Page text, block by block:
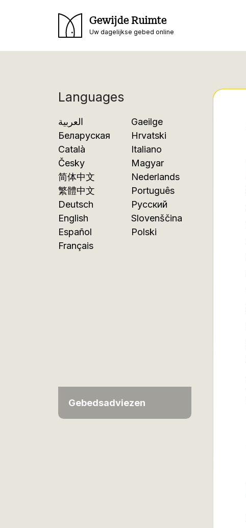
Gewijde Ruimte
Uw dagelijkse gebed online
Languages
العربية
Беларуская
Català
Česky
简体中文
繁體中文
Deutsch
English
Español
Français
Gaeilge
Hrvatski
Italiano
Magyar
Nederlands
Português
Русский
Slovenščina
Polski
Gebedsadviezen